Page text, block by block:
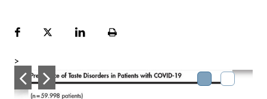
FacebookPlattformLinekdInSeite
>